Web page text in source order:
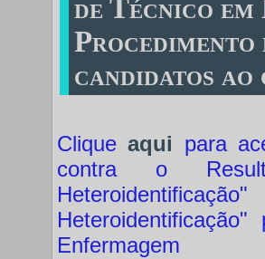
de Técnico
candidatos ao
Cliqueaqui para
contra o
Enfermagem